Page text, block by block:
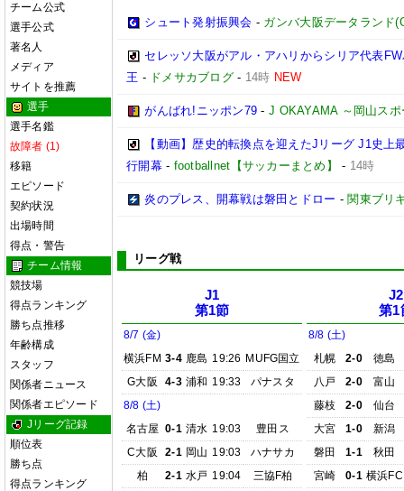
チーム公式
選手公式
著名人
メディア
サイトを推薦
選手
選手名鑑
故障者 (1)
移籍
エピソード
契約状況
出場時間
得点・警告
チーム情報
競技場
得点ランキング
勝ち点推移
年齢構成
スタッフ
関係者ニュース
関係者エピソード
Jリーグ記録
順位表
勝ち点
得点ランキング
シュート発射振興会 - ガンバ大阪データランド
セレッソ大阪がアル・アハリからシリア代表
王 - ドメサカブログ- 14時 NEW
がんばれ!ニッポン79 -J OKAYAMA ～岡山ス
【動画】歴史的転換点を迎えたJリーグ J1史
行開幕- footballnet【サッカーまとめ】 - 14時
炎のプレス、開幕戦は磐田とドロー - 関東ブリ
リーグ戦
J1
第1節
8/7 (金)
横浜FM 3-4 鹿島 19:26 MUFG国立
G大阪
4-3 浦和 19:33
パナスタ
8/8 (土)
名古屋 0-1 清水 19:03
豊田ス
C大阪
2-1 岡山 19:03
ハナサカ
柏
2-1 水戸 19:04
三協F柏
J2
第1
8/8 (土)
札幌
2-0
徳島
八戸
2-0
富山
藤枝
2-0
仙台
大宮
1-0
新潟
磐田
1-1
秋田
宮崎
0-1 横浜FC